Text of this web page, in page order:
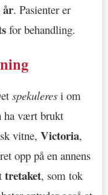
år. Pasienter er
for behandling.
spekuleres i om
ha vært brukt
vitne, Victoria,
opp på en annens
tretaket, som tok